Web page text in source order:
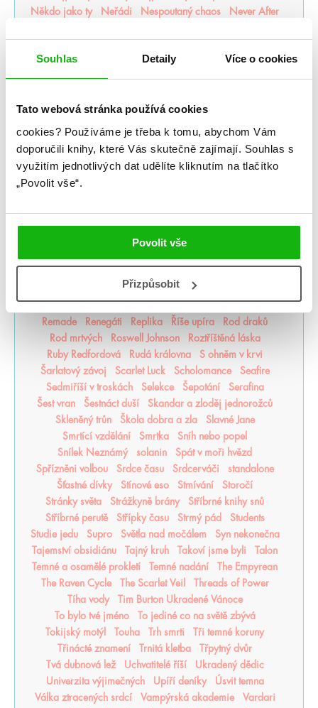
Souhlas Detaily Více o cookies
Tato webová stránka používá cookies
cookies? Používáme je třeba k tomu, abychom Vám
doporučili knihy, které Vás skutečně zajímají. Souhlas s
využitím jednotlivých dat udělíte kliknutím na tlačítko
„Povolit vše“.
Povolit vše
Přizpůsobit
Někdo jako ty
Neřádi Nespoutaný chaos
Never After
Odkaz dračích jezdců
Odkaz lidské mysli
Odkaz Orďši
Ofélie Scaleová Oheň a kov
Ohnivák
Opačno
Ostrov živlů Ostrovy bohů
Osud a plamen
Pád zkázy a hněvu
Pamatuj na smrt
Panovo znamení
Pod štítem magie
Pozorovatelka
Prázdné sliby
Příběh magie
Příběhy z nového světa
Princezna popela
Půlměsíční město Pupíky
Remade
Renegáti Replika Říše upíra
Rod draků
Rod mrtvých
Roswell Johnson
Roztříštěná láska
Ruby Redfordová
Rudá královna
S ohněm v krvi
Šarlatový závoj
Scarlet Luck Scholomance
Seafire
Sedmiříší v troskách
Selekce Šepotání
Serafina
Šest vran
Šestnáct duší
Skandar a zloděj jednorožců
Skleněný trůn
Škola dobra a zla
Slavné Jane
Smrtící vzdělání
Smrtka
Sníh nebo popel
Snílek Neznámý
solanin
Spát v moři hvězd
Spřízněni volbou
Srdce času Srdcerváči
standalone
Šťastné dívky
Stínové eso Stmívání
Storočí
Stránky světa
Strážkyně brány
Stříbrné knihy snů
Stříbrné perutě
Střípky času Strmý pád
Students
Studie jedu
Supro Světla nad močálem
Syn nekonečna
Tajemství obsidiánu
Tajný kruh Takoví jsme byli
Talon
Temné a osamělé prokletí
Temné nadání
The Empyrean
The Raven Cycle
The Scarlet Veil
Threads of Power
Tíha vody
Tim Burton Ukradené Vánoce
To bylo tvé jméno
To jediné co na světě zbývá
Tokijský motýl
Touha Trh smrti
Tři temné koruny
Třinácté znamení
Trnitá kletba
Třpytný dvůr
Tvá dubnová lež
Uchvatitelé říší
Ukradený dědic
Univerzita výjimečných
Upíří deníky
Úsvit temna
Válka ztracených srdcí
Vampýrská akademie
Vardari